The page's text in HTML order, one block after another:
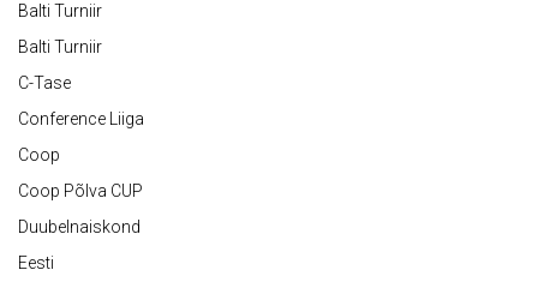
Balti Turniir
Balti Turniir
C-Tase
Conference Liiga
Coop
Coop Põlva CUP
Duubelnaiskond
Eesti